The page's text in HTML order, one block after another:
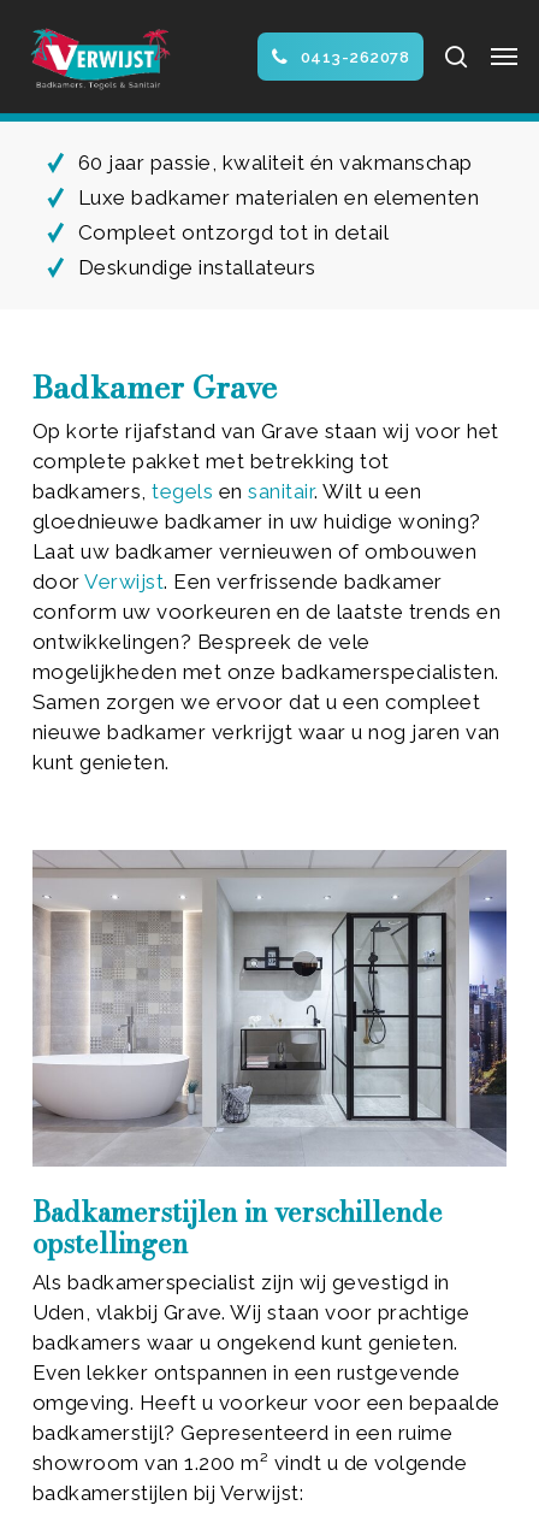
main
0413-262078 search
60 jaar passie, kwaliteit én vakmanschap
Luxe badkamer materialen en elementen
Compleet ontzorgd tot in detail
Deskundige installateurs
Badkamer Grave
Op korte rijafstand van Grave staan wij voor het
complete pakket met betrekking tot
badkamers,tegels ensanitair. Wilt u een
gloednieuwe badkamer in uw huidige woning?
Laat uw badkamer vernieuwen of ombouwen
doorVerwijst. Een verfrissende badkamer
conform uw voorkeuren en de laatste trends en
ontwikkelingen? Bespreek de vele
mogelijkheden met onze badkamerspecialisten.
Samen zorgen we ervoor dat u een compleet
nieuwe badkamer verkrijgt waar u nog jaren van
kunt genieten.
Badkamerstijlen in verschillende
opstellingen
Als badkamerspecialist zijn wij gevestigd in
Uden, vlakbij Grave. Wij staan voor prachtige
badkamers waar u ongekend kunt genieten.
Even lekker ontspannen in een rustgevende
omgeving. Heeft u voorkeur voor een bepaalde
badkamerstijl? Gepresenteerd in een ruime
showroom van 1.200 m² vindt u de volgende
badkamerstijlen bij Verwijst: